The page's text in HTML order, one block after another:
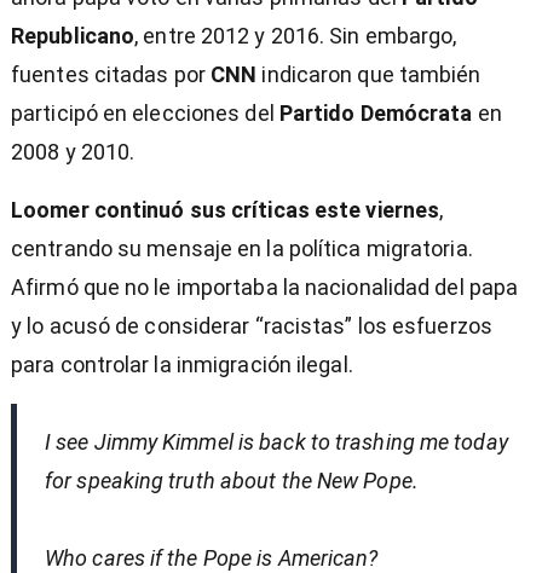
Republicano, entre 2012 y 2016. Sin embargo,
fuentes citadas por CNN indicaron que también
participó en elecciones del Partido Demócrata en
2008 y 2010.
Loomer continuó sus críticas este viernes,
centrando su mensaje en la política migratoria.
Afirmó que no le importaba la nacionalidad del papa
y lo acusó de considerar “racistas” los esfuerzos
para controlar la inmigración ilegal.
I see Jimmy Kimmel is back to trashing me today
for speaking truth about the New Pope.
Who cares if the Pope is American?